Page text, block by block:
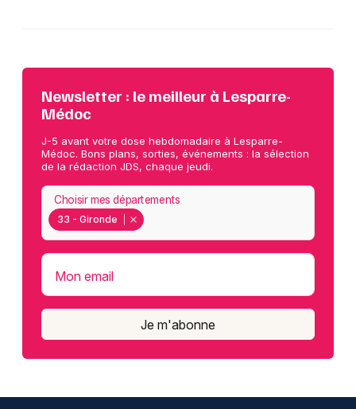
Newsletter : le meilleur à Lesparre-
Médoc
J-5 avant votre dose hebdomadaire à Lesparre-
Médoc. Bons plans, sorties, événements : la sélection
de la rédaction JDS, chaque jeudi.
33 - Gironde
Choisir mes départements
Mon email
Je m'abonne